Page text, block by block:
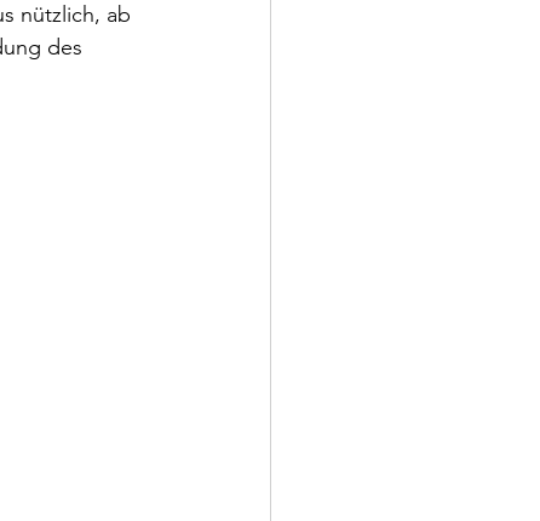
nützlich, ab
des